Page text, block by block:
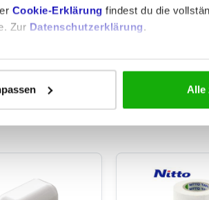
Cookie-Erklärung findest du die
Zur Datenschutzerklärung.
Alle
+
4,40 €
3,70 €